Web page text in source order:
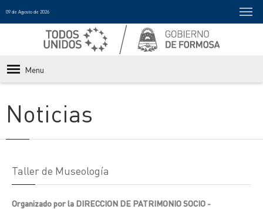
09 de Agosto de 2026
Menu
Noticias
Taller de Museología
Organizado por la DIRECCION DE PATRIMONIO SOCIO -